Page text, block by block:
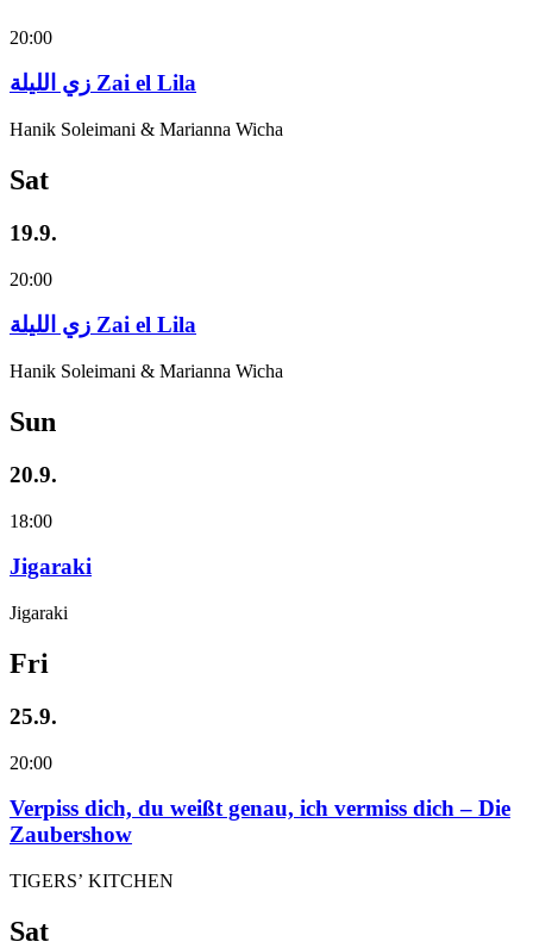
20:00
زي‌ اللیلة Zai el Lila
Hanik Soleimani & Marianna Wicha
Sat
19.9.
20:00
زي‌ اللیلة Zai el Lila
Hanik Soleimani & Marianna Wicha
Sun
20.9.
18:00
Jigaraki
Jigaraki
Fri
25.9.
20:00
Verpiss dich, du weißt genau, ich vermiss dich – Die
Zaubershow
TIGERS’ KITCHEN
Sat